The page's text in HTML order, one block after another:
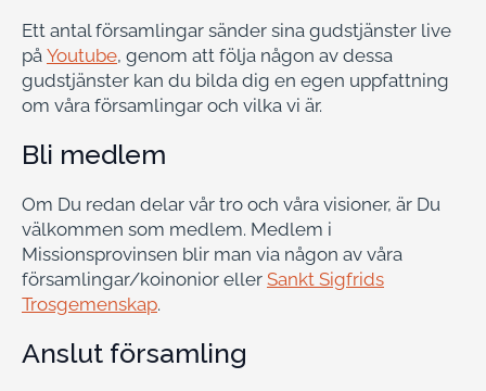
Ett antal församlingar sänder sina gudstjänster live
på Youtube, genom att följa någon av dessa
gudstjänster kan du bilda dig en egen uppfattning
om våra församlingar och vilka vi är.
Bli medlem
Om Du redan delar vår tro och våra visioner, är Du
välkommen som medlem. Medlem i
Missionsprovinsen blir man via någon av våra
församlingar/koinonior eller Sankt Sigfrids
Trosgemenskap.
Anslut församling